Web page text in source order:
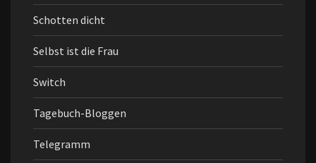
Schotten dicht
Selbst ist die Frau
Switch
Tagebuch-Bloggen
Telegramm